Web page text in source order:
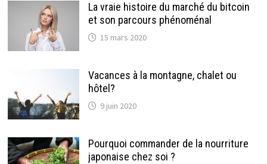
La vraie histoire du marché du bitcoin
et son parcours phénoménal
15 mars 2020
Vacances à la montagne, chalet ou
hôtel?
9 juin 2020
Pourquoi commander de la nourriture
japonaise chez soi ?